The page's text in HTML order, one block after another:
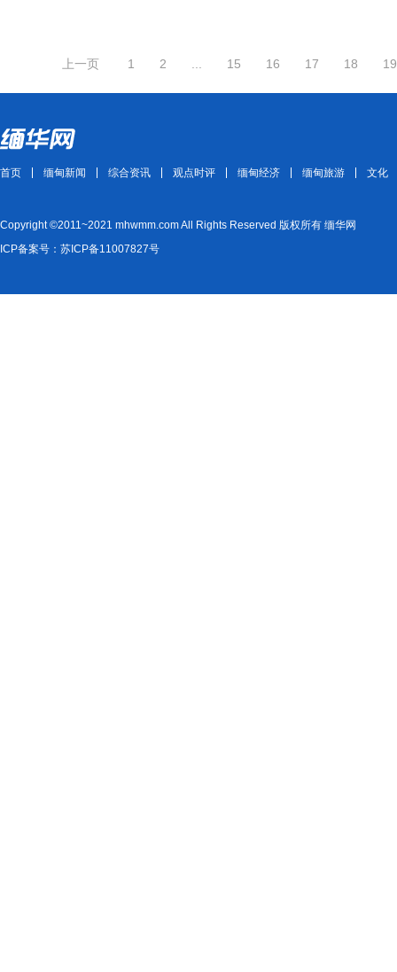
上一页 1 2 15 16 17 18 19
首页 缅甸新闻 综合资讯 观点时评 缅甸经济 缅甸旅游 文化
Copyright ©2011~2021 mhwmm.com All Rights Reserved 版权所有 缅华网
ICP备案号：苏ICP备11007827号